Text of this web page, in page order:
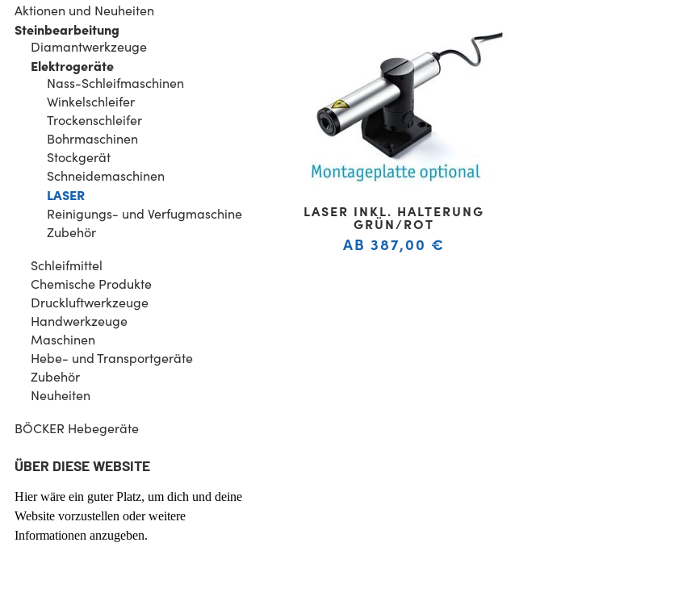
Aktionen und Neuheiten
Steinbearbeitung
Diamantwerkzeuge
Elektrogeräte
Nass-Schleifmaschinen
Winkelschleifer
Trockenschleifer
Bohrmaschinen
Stockgerät
Schneidemaschinen
LASER
Reinigungs- und Verfugmaschine
Zubehör
Schleifmittel
Chemische Produkte
Druckluftwerkzeuge
Handwerkzeuge
Maschinen
Hebe- und Transportgeräte
Zubehör
Neuheiten
BÖCKER Hebegeräte
ÜBER DIESE WEBSITE
Hier wäre ein guter Platz, um dich und deine
Website vorzustellen oder weitere
Informationen anzugeben.
LASER INKL. HALTERUNG
GRÜN/ROT
AB 387,00 €